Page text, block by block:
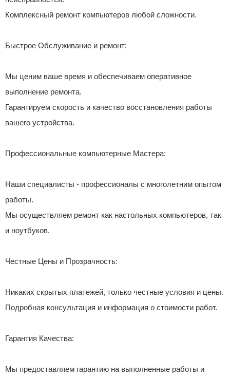
Комплексный ремонт компьютеров любой сложности.
Быстрое Обслуживание и ремонт:
Мы ценим ваше время и обеспечиваем оперативное
выполнение ремонта.
Гарантируем скорость и качество восстановления работы
вашего устройства.
Профессиональные компьютерные Мастера:
Наши специалисты - профессионалы с многолетним опытом
работы.
Мы осуществляем ремонт как настольных компьютеров, так
и ноутбуков.
Честные Цены и Прозрачность:
Никаких скрытых платежей, только честные условия и цены.
Подробная консультация и информация о стоимости работ.
Гарантия Качества:
Мы предоставляем гарантию на выполненные работы и